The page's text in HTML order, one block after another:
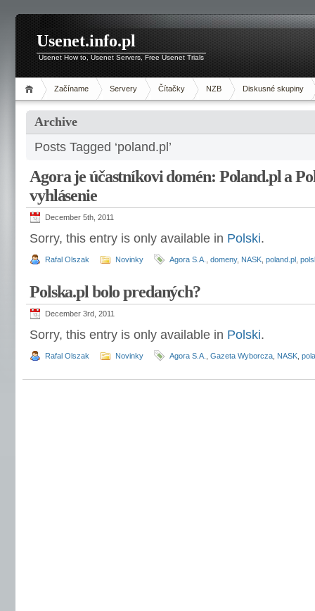
Usenet.info.pl
Usenet How to, Usenet Servers, Free Usenet Trials
Začíname Servery Čítačky NZB Diskusné skupiny
Archive
Posts Tagged ‘poland.pl’
Agora je účastníkovi domén: Poland.pl a
vyhlásenie
December 5th, 2011
Sorry, this entry is only available in Polski.
Rafal Olszak Novinky Agora S.A. domeny, NASK poland.pl
Polska.pl bolo predaných?
December 3rd, 2011
Sorry, this entry is only available in Polski.
Rafal Olszak Novinky Agora S.A. Gazeta Wyborcza NASK